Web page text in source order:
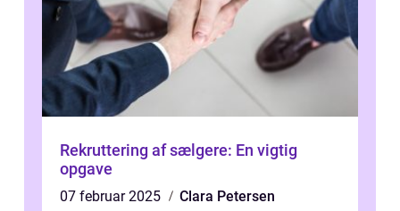
Rekruttering af sælgere: En vigtig
opgave
07 februar 2025
Clara Petersen